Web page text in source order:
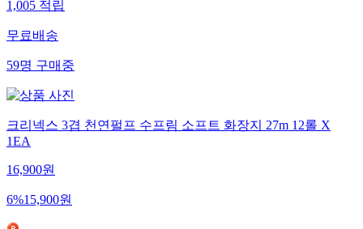
1,005적립
무료배송
59명구매중
크리넥스 3겹 천연펄프 수프림 소프트 화장지 27m 12롤 X
1EA
16,900원
6%15,900원